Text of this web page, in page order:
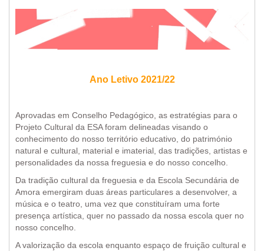
Ano Letivo 2021/22
Aprovadas em Conselho Pedagógico, as estratégias para o
Projeto Cultural da ESA foram delineadas visando o
conhecimento do nosso território educativo, do património
natural e cultural, material e imaterial, das tradições, artistas e
personalidades da nossa freguesia e do nosso concelho.
Da tradição cultural da freguesia e da Escola Secundária de
Amora emergiram duas áreas particulares a desenvolver, a
música e o teatro, uma vez que constituíram uma forte
presença artística, quer no passado da nossa escola quer no
nosso concelho.
A valorização da escola enquanto espaço de fruição cultural e